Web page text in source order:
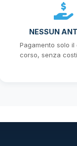
NESSUN
Pagamento solo il
corso, senza